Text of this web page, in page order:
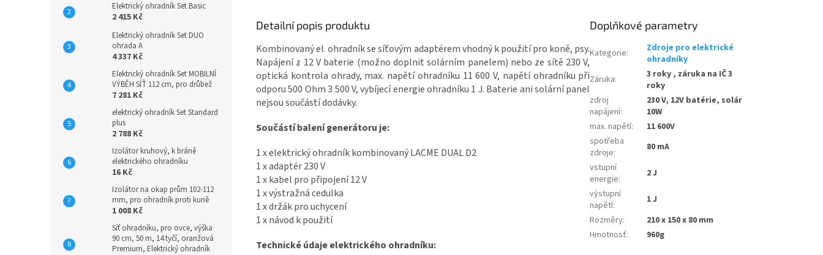
Elektrický ohradník Set Basic
2 415 Kč
Elektrický ohradník Set DUO
ohrada A
4 337 Kč
Elektrický ohradník Set MOBILNÍ
VÝBĚH SÍŤ 112 cm, pro drůbež
7 281 Kč
elektrický ohradník Set Standard
plus
2 788 Kč
Izolátor kruhový, k bráně
elektrického ohradníku
16 Kč
Izolátor na okap prům 102-112
mm, pro ohradník proti kuně
1 008 Kč
Síť ohradníku, pro ovce, výška
90 cm, 50 m, 14 tyčí, oranžová
Premium, Elektrický ohradník
Detailní popis produktu
Kombinovaný el. ohradník se síťovým adaptérem vhodný k použití pro koně, psy.
Napájení z 12 V baterie (možno doplnit solárním panelem) nebo ze sítě 230 V,
optická kontrola ohrady, max. napětí ohradníku 11 600 V, napětí ohradníku při
odporu 500 Ohm 3 500 V, vybíjecí energie ohradníku 1 J. Baterie ani solární panel
nejsou součástí dodávky.
Součástí balení generátoru je:
1 x elektrický ohradník kombinovaný LACME DUAL D2
1 x adaptér 230 V
1 x kabel pro připojení 12 V
1 x výstražná cedulka
1 x držák pro uchycení
1 x návod k použití
Technické údaje elektrického ohradníku:
Doplňkové parametry
Kategorie:
Zdroje pro elektrické
ohradníky
Záruka:
3 roky , záruka na IČ 3
roky
zdroj
napájení:
230 V, 12V batérie, solár
10W
max. napětí:
11 600V
spotřeba
zdroje:
80 mA
vstupní
energie:
2 J
výstupní
napětí:
1 J
Rozměry:
210 x 150 x 80 mm
Hmotnosť: 960g